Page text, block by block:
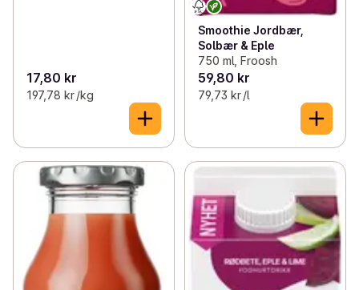
17,80 kr
197,78 kr /kg
Smoothie Jordbær,
Solbær & Eple
750 ml, Froosh
59,80 kr
79,73 kr /l